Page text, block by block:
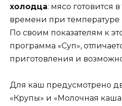
холодца: мясо готовится
времени при температуре
По своим показателям к
программа «Суп»,
приготовления и
Для каш предусмотрено
«Крупы» и «Молочная